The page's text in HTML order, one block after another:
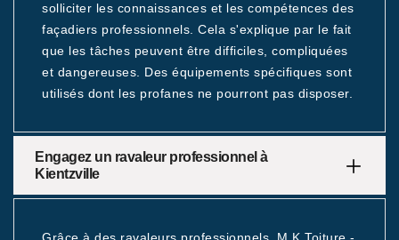
solliciter les connaissances et les compétences des
façadiers professionnels. Cela s'explique par le fait
que les tâches peuvent être difficiles, compliquées
et dangereuses. Des équipements spécifiques sont
utilisés dont les profanes ne pourront pas disposer.
Engagez un ravaleur professionnel à
Kientzville